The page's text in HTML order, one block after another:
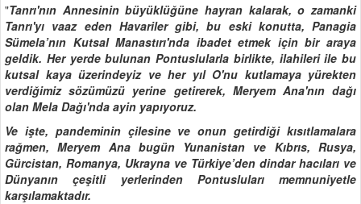
"Tanrı'nın Annesinin büyüklüğüne hayran kalarak, o zamanki
Tanrı'yı vaaz eden Havariler gibi, bu eski konutta, Panagia
Sümela’nın Kutsal Manastırı'nda ibadet etmek için bir araya
geldik. Her yerde bulunan Pontuslularla birlikte, ilahileri ile bu
kutsal kaya üzerindeyiz ve her yıl O'nu kutlamaya yürekten
verdiğimiz sözümüzü yerine getirerek, Meryem Ana'nın dağı
olan Mela Dağı'nda ayin yapıyoruz.
Ve işte, pandeminin çilesine ve onun getirdiği kısıtlamalara
rağmen, Meryem Ana bugün Yunanistan ve Kıbrıs, Rusya,
Gürcistan, Romanya, Ukrayna ve Türkiye’den dindar hacıları ve
Dünyanın çeşitli yerlerinden Pontusluları memnuniyetle
karşılamaktadır.